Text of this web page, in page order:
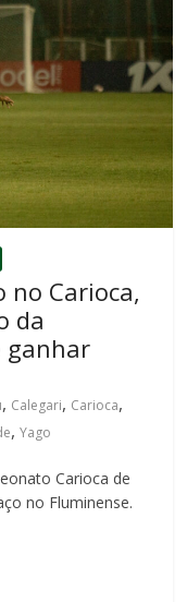
no Carioca,
da
ganhar
, Calegari, Carioca,
,Yago
Carioca de
no Fluminense.